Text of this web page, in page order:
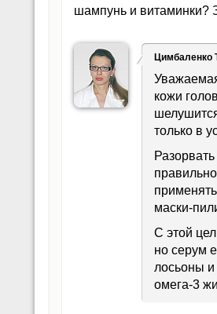
шампунь и витаминки?
Цимбаленко
кожи
только в
маски-
С этой
но серум
лосьоны
омега-3